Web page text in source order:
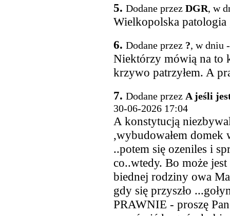
5. Dodane przez DGR, w
Wielkopolska patologia
6. Dodane przez ?, w dniu
Niektórzy mówią na to
krzywo patrzyłem. A
7. Dodane przez A jeśli
30-06-2026 17:04
A konstytucją
,wybudowałem domek
..potem się ozeniles i
co..wtedy. Bo może
biednej rodziny owa
gdy się przyszło
PRAWNIE - proszę